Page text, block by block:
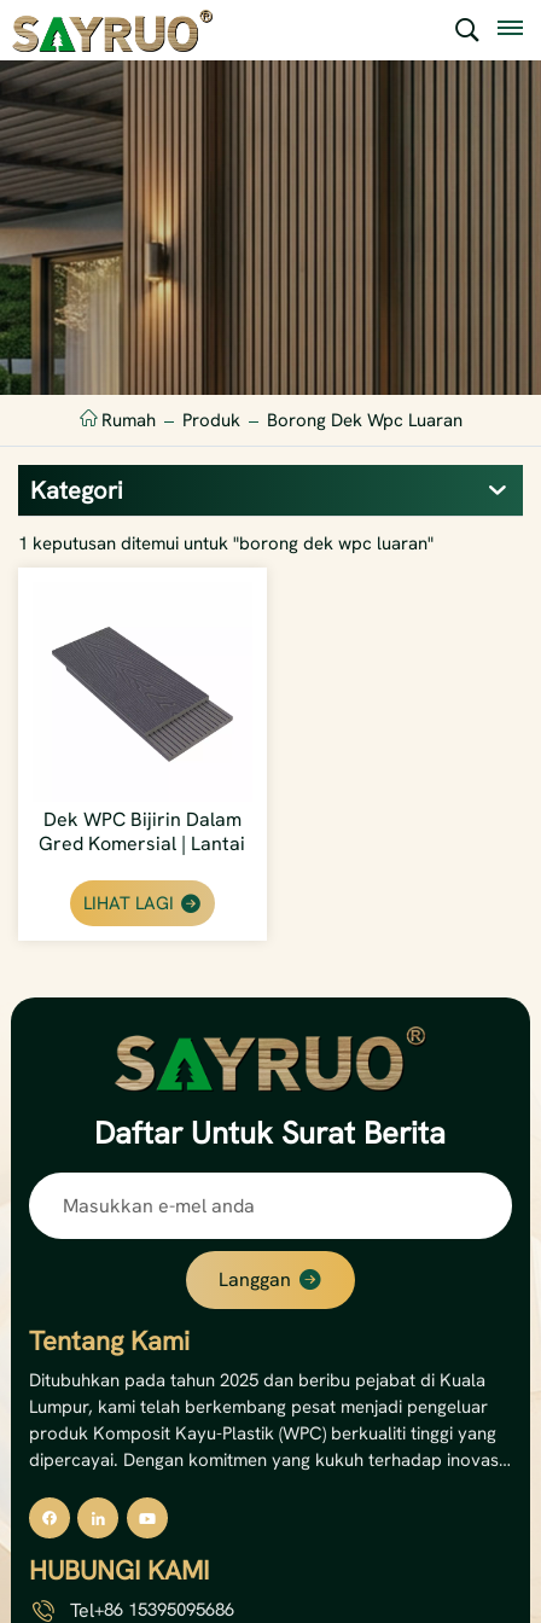
Rumah Produk Borong Dek Wpc Luaran
Kategori
1 keputusan ditemui untuk "borong dek wpc luaran"
Dek WPC Bijirin Dalam
Gred Komersial | Lantai
Kontraktor
LIHAT LAGI
Daftar Untuk Surat Berita
Langgan
Tentang Kami
Ditubuhkan pada tahun 2025 dan beribu pejabat di Kuala
Lumpur, kami telah berkembang pesat menjadi pengeluar
produk Komposit Kayu-Plastik (WPC) berkualiti tinggi yang
dipercayai. Dengan komitmen yang kukuh terhadap inovasi
penyelesaian dek WPC luaran, panel dinding dan pagar
premium.Kemudahan canggih kami mengendalikan 12
barisan pengeluaran, memberikan kami kapasiti tahunan
HUBUNGI KAMI
Tel+86 15395095686